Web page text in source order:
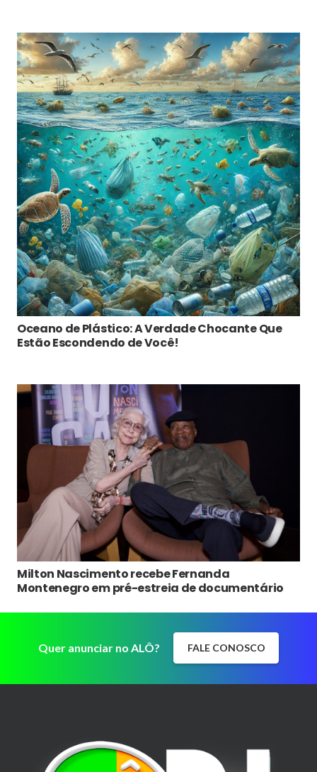
Oceano de Plástico: A Verdade Chocante Que
Estão Escondendo de Você!
Milton Nascimento recebe Fernanda
Montenegro em pré-estreia de documentário
Quer anunciar no ALÔ? FALE CONOSCO